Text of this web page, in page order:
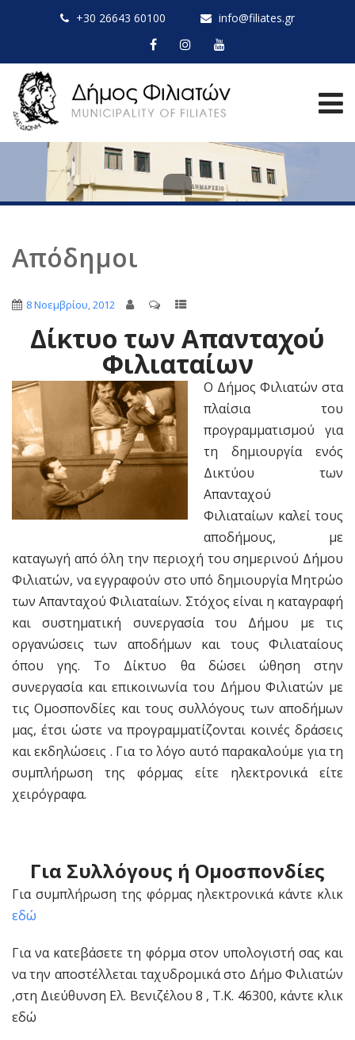
+30 26643 60100 info@filiates.gr
Απόδημοι
8 Νοεμβρίου, 2012
Δίκτυο των Απανταχού
Φιλιαταίων
Ο Δήμος Φιλιατών στα
πλαίσια του
προγραμματισμού για
τη δημιουργία ενός
Δικτύου των
Απανταχού
Φιλιαταίων καλεί τους
αποδήμους, με
καταγωγή από όλη την περιοχή του σημερινού Δήμου
Φιλιατών, να εγγραφούν στο υπό δημιουργία Μητρώο
των Απανταχού Φιλιαταίων. Στόχος είναι η καταγραφή
και συστηματική συνεργασία του Δήμου με τις
οργανώσεις των αποδήμων και τους Φιλιαταίους
όπου γης. Το Δίκτυο θα δώσει ώθηση στην
συνεργασία και επικοινωνία του Δήμου Φιλιατών με
τις Ομοσπονδίες και τους συλλόγους των αποδήμων
μας, έτσι ώστε να προγραμματίζονται κοινές δράσεις
και εκδηλώσεις . Για το λόγο αυτό παρακαλούμε για τη
συμπλήρωση της φόρμας είτε ηλεκτρονικά είτε
χειρόγραφα.
Για Συλλόγους ή Ομοσπονδίες
Για συμπλήρωση της φόρμας ηλεκτρονικά κάντε κλικ
εδώ
Για να κατεβάσετε τη φόρμα στον υπολογιστή σας και
να την αποστέλλεται ταχυδρομικά στο Δήμο Φιλιατών
,στη Διεύθυνση Ελ. Βενιζέλου 8 , Τ.Κ. 46300, κάντε κλικ
εδώ